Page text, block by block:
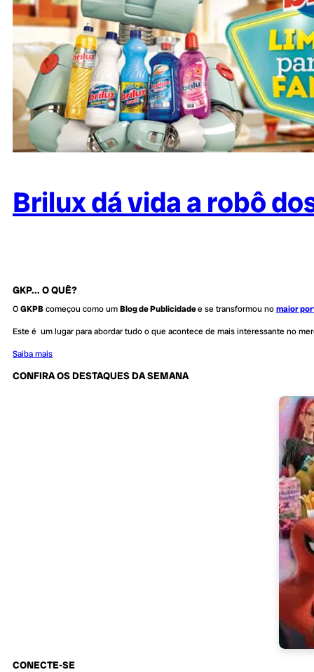
Brilux dá vida a robô
GKP... O QUÊ?
OGKPBcomeçou como umBlog de Publicidadee se transformou nomaior
Este é um lugar para abordar tudo o que acontece de mais interessante no
Saiba mais
CONFIRA OS DESTAQUES DA SEMANA
CONECTE-SE